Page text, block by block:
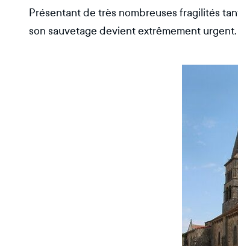
Présentant de très nombreuses fragilités
son sauvetage devient extrêmement